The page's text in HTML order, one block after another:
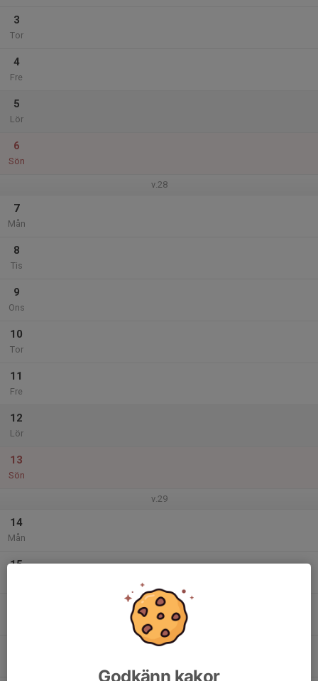
3
Tor
4
Fre
5
Lör
6
Sön
v.28
7
Mån
8
Tis
9
Ons
10
Tor
11
Fre
12
Lör
13
Sön
v.29
14
Mån
15
Godkänn kakor